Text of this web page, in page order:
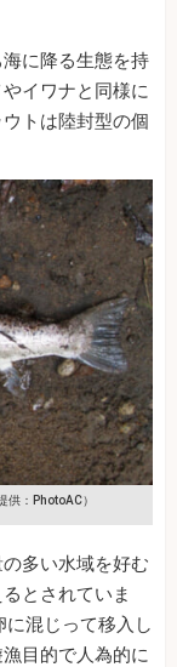
に降る生態を持
イワナと同様に
トは陸封型の個
供：PhotoAC）
多い水域を好む
とされていま
混じって移入し
目的で人為的に